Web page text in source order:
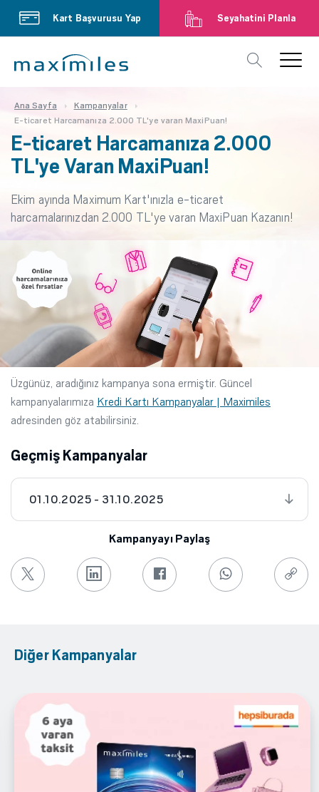
Kart Başvurusu Yap Seyahatini Planla
Ana Sayfa
Kampanyalar
E-ticaret Harcamanıza 2.000 TL'ye varan MaxiPuan!
E-ticaret Harcamanıza 2.000
TL'ye Varan MaxiPuan!
Ekim ayında Maximum Kart'ınızla e-ticaret
harcamalarınızdan 2.000 TL'ye varan MaxiPuan Kazanın!
Üzgünüz, aradığınız kampanya sona ermiştir. Güncel
kampanyalarımıza Kredi Kartı Kampanyalar | Maximiles
adresinden göz atabilirsiniz.
Geçmiş Kampanyalar
01.10.2025 - 31.10.2025
Kampanyayı Paylaş
Diğer Kampanyalar